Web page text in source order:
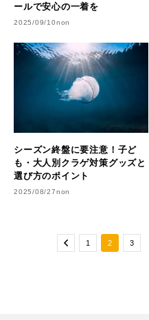
ールで安心の一着を
2025/09/10non
シーズン終盤に要注意！子ど
も・大人別クラゲ対策グッズと
選び方のポイント
2025/08/27non
1 2 3